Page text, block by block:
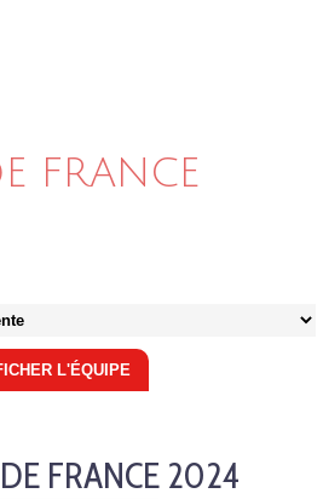
FRANCE
FRANCE 2024